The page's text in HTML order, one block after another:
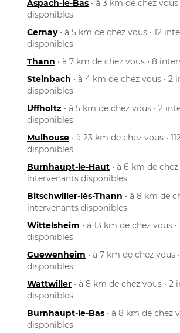
Aspach-le-Bas • à 3 km de chez
disponibles
Cernay• à 5 km de chez vous • 12
disponibles
Thann • à 7 km de chez vous • 8
Steinbach • à 4 km de chez vous • 2
disponibles
Uffholtz • à 5 km de chez vous • 2
disponibles
Mulhouse • à 23 km de chez vous •
disponibles
Burnhaupt-le-Haut • à 6 km de chez
intervenants disponibles
Bitschwiller-lès-Thann • à 8 km de
intervenants disponibles
Wittelsheim • à 13 km de chez vous
disponibles
Guewenheim • à 7 km de chez vous
disponibles
Wattwiller • à 8 km de chez vous • 2
disponibles
Burnhaupt-le-Bas • à 8 km de chez
disponibles